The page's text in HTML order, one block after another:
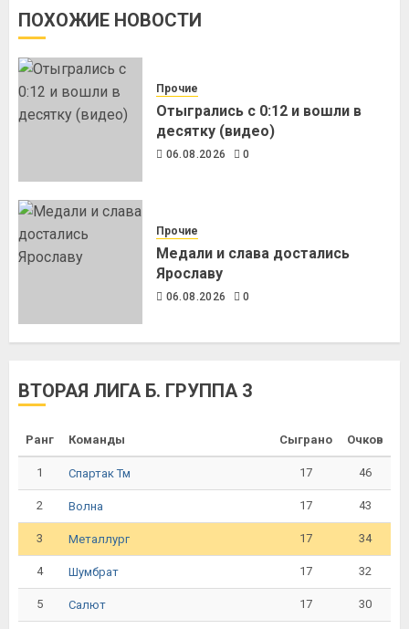
ПОХОЖИЕ НОВОСТИ
Прочие
Отыгрались с 0:12 и вошли в
десятку (видео)
06.08.2026 0
Прочие
Медали и слава достались
Ярославу
06.08.2026 0
ВТОРАЯ ЛИГА Б. ГРУППА 3
Ранг Команды Сыграно Очков
1 Спартак Тм 17 46
2 Волна 17 43
3 Металлург 17 34
4 Шумбрат 17 32
5 Салют 17 30